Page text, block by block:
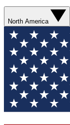
North America